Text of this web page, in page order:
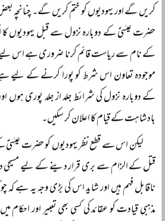
کریں گے اور یہودیوں کو ختم کریں گے۔ چنانچہ
حضرت عیسٰیؑ کے دوبارہ نزول سے قبل یہودیوں کا
کے نام سے ریاست قائم کرنا ضروری ہے اس لیے
موجودہ تعاون اس شرط کو پورا کرنے کے لیے
کے دوبارہ نزول کی شرائط جلد از جلد پوری ہوں
بادشاہت کے قیام کا اعلان کر سکیں۔
لیکن اس سے قطع نظر یہودیوں کو حضرت عیسٰیؑ
قتل کے الزام سے بری قرار دینے کے لیے مسیحی
ناقابل فہم ہیں اور شاید اس کی بڑی وجہ یہ ہے کہ
مذہبی قیادت کو عقائد کی کسی بھی تعبیر اور احکام